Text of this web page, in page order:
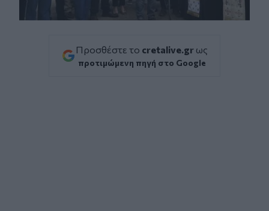
Προσθέστε το cretalive.gr ως
προτιμώμενη πηγή στο Google